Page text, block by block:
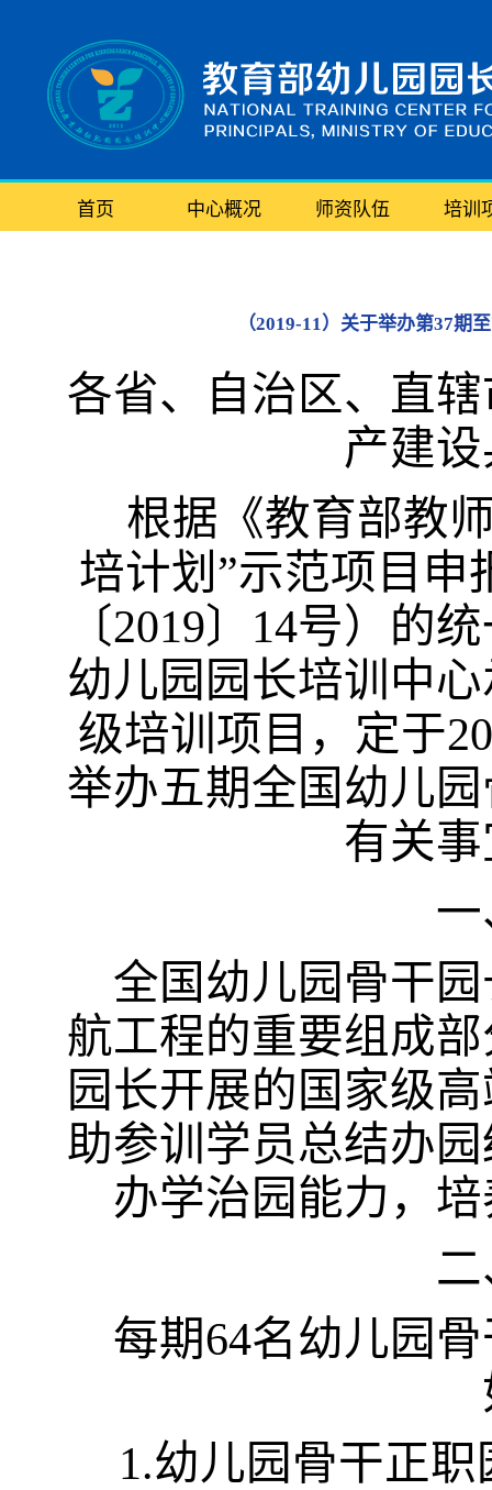
首页 中心概况 师资队伍 培训
（2019-11）关于举办第37期
各省、自治区、直
产建
根据《教育部教
培计划”示范项目申
〔2019〕 14号）的
幼儿园园长培训中
级培训项目，定于
举办五期全国幼儿
有关
全国幼儿园骨干
航工程的重要组成
园长开展的国家级
助参训学员总结办
办学治园能力，
每期64名幼儿园
1.幼儿园骨干正